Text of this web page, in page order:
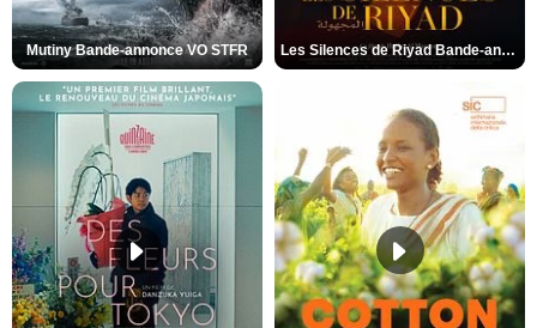
Mutiny Bande-annonce VO STFR Les Silences de Riyad Bande-annonce VO STFR